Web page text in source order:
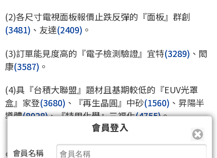
(2)各尺寸電視面板報價止跌反彈的『面板』群創
(3481) 、友達(2409) 。
(3)訂單能見度高的『電子檢測驗證』宜特(3289) 、閎
康(3587) 。
(4)具『台積大聯盟』題材且基期較低的『EUV光罩
盒』家登(3680) 、『再生晶圓』中砂(1560) 、昇陽半
導體(8028)、『特用化學』三福化(4755)。
🍎《華擎(3515)》：
會員登入
會員名稱